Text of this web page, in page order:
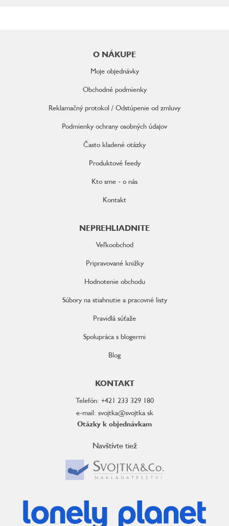
O NÁKUPE
Moje objednávky
Obchodné podmienky
Reklamačný protokol / Odstúpenie od zmluvy
Podmienky ochrany osobných údajov
Často kladené otázky
Produktové feedy
Kto sme - o nás
Kontakt
NEPREHLIADNITE
Veľkoobchod
Pripravované knižky
Hodnotenie obchodu
Súbory na stiahnutie a pracovné listy
Pravidlá súťaže
Spolupráca s blogermi
Blog
KONTAKT
Telefón: +421 233 329 180
e-mail: svojtka@svojtka.sk
Otázky k objednávkam
Navštívte tiež